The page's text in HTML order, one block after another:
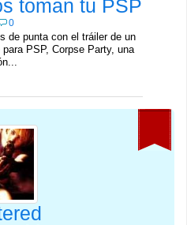
toman tu PSP
0
de punta con el tráiler de un
PSP, Corpse Party, una